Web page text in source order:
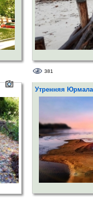
381
Утренняя Юрмала